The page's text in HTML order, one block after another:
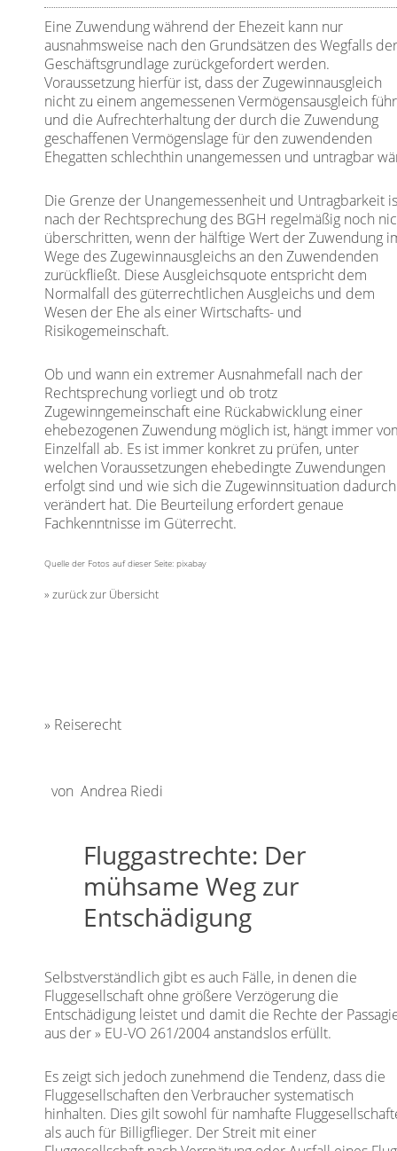
Eine Zuwendung während der Ehezeit kann nur
ausnahmsweise nach den Grundsätzen des Wegfalls
Geschäftsgrundlage zurückgefordert werden.
Voraussetzung hierfür ist, dass der Zugewinnausgleich
nicht zu einem angemessenen Vermögensausgleich
und die Aufrechterhaltung der durch die Zuwendung
geschaffenen Vermögenslage für den zuwendenden
Ehegatten schlechthin unangemessen und untragbar
Die Grenze der Unangemessenheit und Untragbarkeit
nach der Rechtsprechung des BGH regelmäßig noch
überschritten, wenn der hälftige Wert der Zuwendung
Wege des Zugewinnausgleichs an den Zuwendenden
zurückfließt. Diese Ausgleichsquote entspricht dem
Normalfall des güterrechtlichen Ausgleichs und dem
Wesen der Ehe als einer Wirtschafts- und
Risikogemeinschaft.
Ob und wann ein extremer Ausnahmefall nach der
Rechtsprechung vorliegt und ob trotz
Zugewinngemeinschaft eine Rückabwicklung einer
ehebezogenen Zuwendung möglich ist, hängt immer
Einzelfall ab. Es ist immer konkret zu prüfen, unter
welchen Voraussetzungen ehebedingte Zuwendungen
erfolgt sind und wie sich die Zugewinnsituation dadurch
verändert hat. Die Beurteilung erfordert genaue
Fachkenntnisse im Güterrecht.
Quelle der Fotos auf dieser Seite: pixabay
zurück zur Übersicht
Reiserecht
von Andrea Riedi
Fluggastrechte: Der
mühsame Weg zur
Entschädigung
Selbstverständlich gibt es auch Fälle, in denen die
Fluggesellschaft ohne größere Verzögerung die
Entschädigung leistet und damit die Rechte der
aus der EU-VO 261/2004anstandslos erfüllt.
Es zeigt sich jedoch zunehmend die Tendenz, dass die
Fluggesellschaften den Verbraucher systematisch
hinhalten. Dies gilt sowohl für namhafte
als auch für Billigflieger. Der Streit mit einer